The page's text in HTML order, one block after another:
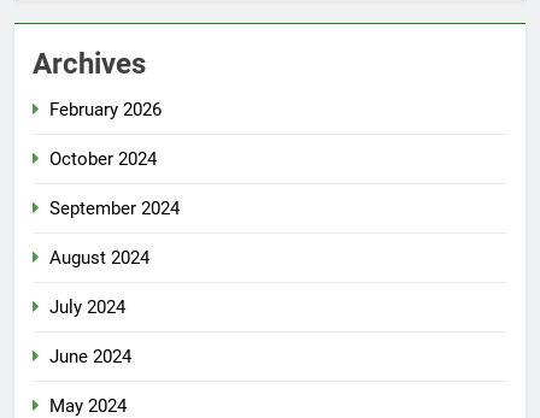
Archives
February 2026
October 2024
September 2024
August 2024
July 2024
June 2024
May 2024